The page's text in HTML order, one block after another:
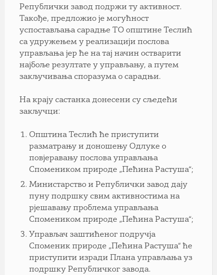
Републички завод подржи ту активност.
Такође, предложио је могућност
успостављања сарадње ТО општине Теслић
са удружењем у реализацији послова
управљања јер ће на тај начин остварити
најбоље резултате у управљању, а путем
закључивања споразума о сарадњи.
На крају састанка донесени су сљедећи
закључци:
Општина Теслић ће приступити
разматрању и доношењу Одлуке о
повјеравању послова управљања
Спомеником природе „Пећина Растуша“;
Министарство и Републички завод дају
пуну подршку свим активностима на
рјешавању проблема управљања
Спомеником природе „Пећина Растуша“;
Управљач заштићеног подручја
Споменик природе „Пећина Растуша“ ће
приступити изради Плана управљања уз
подршку Републичког завода.